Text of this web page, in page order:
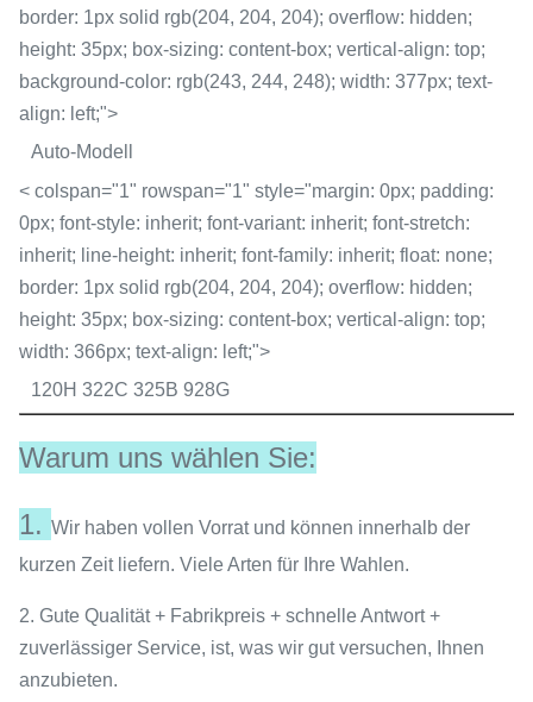
border: 1px solid rgb(204, 204, 204); overflow: hidden;
height: 35px; box-sizing: content-box; vertical-align: top;
background-color: rgb(243, 244, 248); width: 377px; text-
align: left;">
Auto-Modell
< colspan="1" rowspan="1" style="margin: 0px; padding:
0px; font-style: inherit; font-variant: inherit; font-stretch:
inherit; line-height: inherit; font-family: inherit; float: none;
border: 1px solid rgb(204, 204, 204); overflow: hidden;
height: 35px; box-sizing: content-box; vertical-align: top;
width: 366px; text-align: left;">
120H 322C 325B 928G
Warum uns wählen Sie:
1. Wir haben vollen Vorrat und können innerhalb der
kurzen Zeit liefern. Viele Arten für Ihre Wahlen.
2. Gute Qualität + Fabrikpreis + schnelle Antwort +
zuverlässiger Service, ist, was wir gut versuchen, Ihnen
anzubieten.